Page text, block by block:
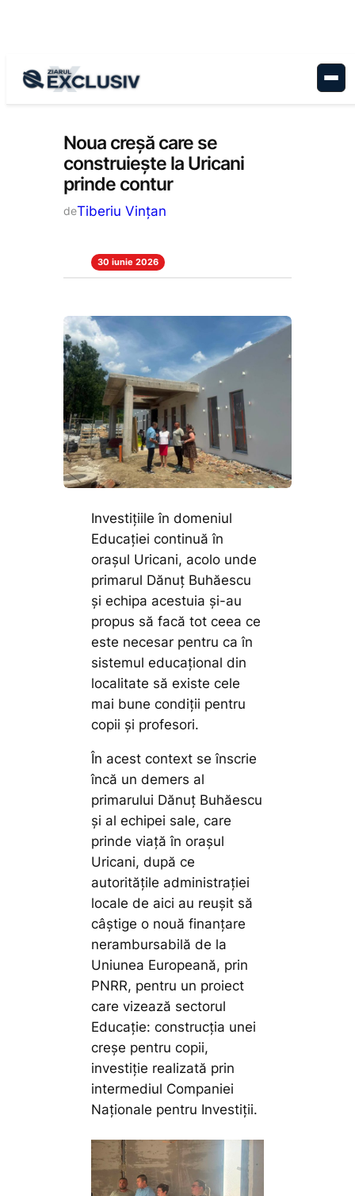
Administrație
Noua creșă care se
construiește la Uricani
prinde contur
deTiberiu Vințan
30 iunie 2026
Investițiile în domeniul
Educației continuă în
orașul Uricani, acolo unde
primarul Dănuț Buhăescu
și echipa acestuia și-au
propus să facă tot ceea ce
este necesar pentru ca în
sistemul educațional din
localitate să existe cele
mai bune condiții pentru
copii și profesori.
În acest context se înscrie
încă un demers al
primarului Dănuț Buhăescu
și al echipei sale, care
prinde viață în orașul
Uricani, după ce
autoritățile administrației
locale de aici au reușit să
câștige o nouă finanțare
nerambursabilă de la
Uniunea Europeană, prin
PNRR, pentru un proiect
care vizează sectorul
Educație: construcția unei
creșe pentru copii,
investiție realizată prin
intermediul Companiei
Naționale pentru Investiții.